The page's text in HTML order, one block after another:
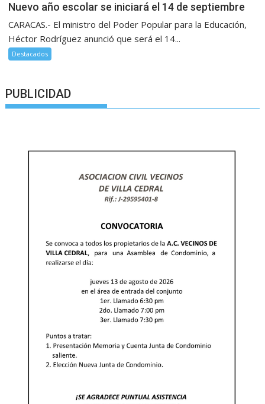
Nuevo año escolar se iniciará el 14 de septiembre
CARACAS.- El ministro del Poder Popular para la Educación,
Héctor Rodríguez anunció que será el 14...
Destacados
PUBLICIDAD